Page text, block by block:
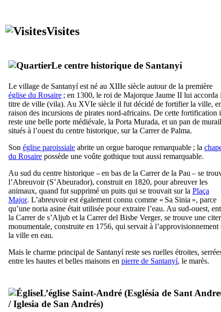
Visites
Le centre historique de Santanyí
Le village de Santanyíest né au XIIIe siècle autour de la première
église du Rosaire ; en 1300, le roi de Majorque Jaume II lui accorda
titre de ville (vila). Au XVIe siècle il fut décidé de fortifier la ville,
raison des incursions de pirates nord-africains. De cette fortification
reste une belle porte médiévale, la Porta Murada, et un pan de
situés à l’ouest du centre historique, sur la Carrer de Palma.
Son église paroissiale abrite un orgue baroque remarquable ; la
du Rosaire possède une voûte gothique tout aussi remarquable.
Au sud du centre historique – en bas de la Carrer de la Pau – se
l’Abreuvoir (S’Abeurador), construit en 1820, pour abreuver les
animaux, quand fut supprimé un puits qui se trouvait sur la Plaça
Major. L’abreuvoir est également connu comme « Sa Sinia », parce
qu’une noria asine était utilisée pour extraire l’eau. Au sud-ouest,
la Carrer de s’Aljub et la Carrer del Bisbe Verger, se trouve une
monumentale, construite en 1756, qui servait à l’approvisionnement
la ville en eau.
Mais le charme principal de Santanyíreste ses ruelles étroites,
entre les hautes et belles maisons en pierre de Santanyí, le marès.
L’église Saint-André (Església de Sant
/Iglesia de San Andrés)